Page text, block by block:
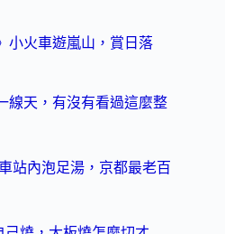
小火車遊嵐山，賞日落
線天，有沒有看過這麼整
站內泡足湯，京都最老百